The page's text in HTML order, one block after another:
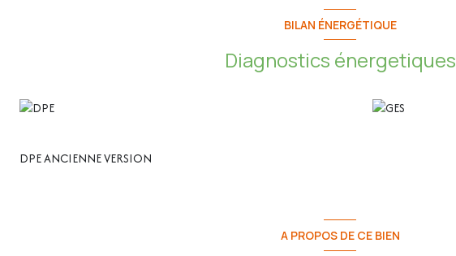
- Hall d'entrée : 10,69m²
BILAN ÉNERGÉTIQUE
Diagnostics énergetiques
DPE ANCIENNE VERSION
A PROPOS DE CE BIEN